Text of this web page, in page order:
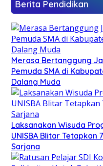
Berita Pendidikan
Merasa Bertanggung
Pemuda SMA di
Dalang Muda
Laksanakan Wisuda
UNISBA Blitar Tetapkan
Sarjana